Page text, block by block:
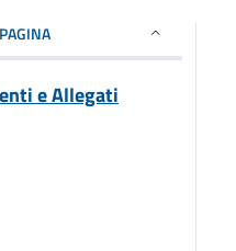
e Allegati